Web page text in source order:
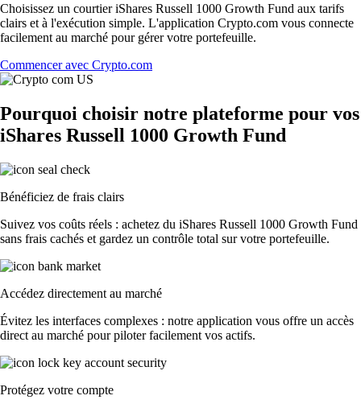
Choisissez un courtier iShares Russell 1000 Growth Fund aux tarifs
clairs et à l'exécution simple. L'application Crypto.com vous connecte
facilement au marché pour gérer votre portefeuille.
Commencer avec Crypto.com
Pourquoi choisir notre plateforme pour vos
iShares Russell 1000 Growth Fund
Bénéficiez de frais clairs
Suivez vos coûts réels : achetez du iShares Russell 1000 Growth Fund
sans frais cachés et gardez un contrôle total sur votre portefeuille.
Accédez directement au marché
Évitez les interfaces complexes : notre application vous offre un accès
direct au marché pour piloter facilement vos actifs.
Protégez votre compte